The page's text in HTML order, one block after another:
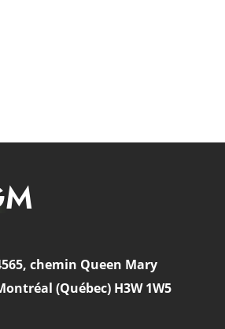
chemin Queen Mary
(Québec) H3W 1W5